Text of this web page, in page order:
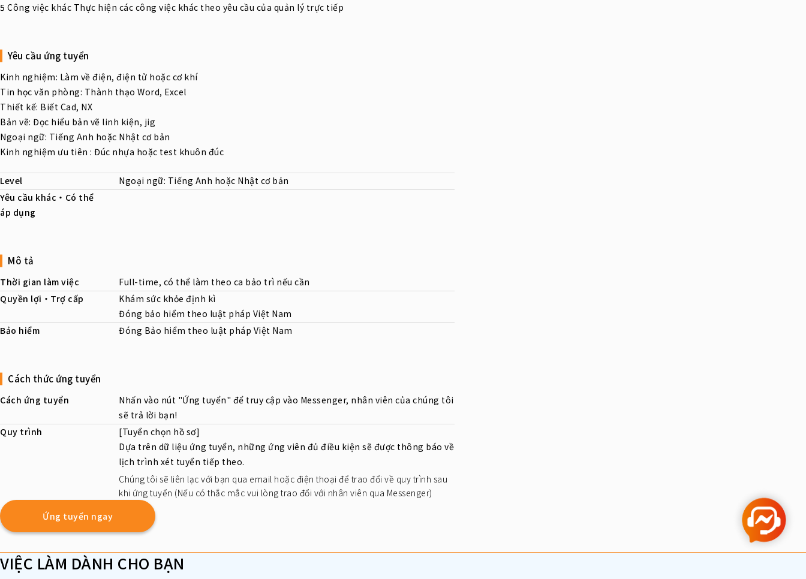
5 Công việc khác Thực hiện các công việc khác theo yêu cầu của quản lý trực tiếp
Yêu cầu ứng tuyển
Kinh nghiệm: Làm về điện, điện tử hoặc cơ khí
Tin học văn phòng: Thành thạo Word, Excel
Thiết kế: Biết Cad, NX
Bản vẽ: Đọc hiểu bản vẽ linh kiện, jig
Ngoại ngữ: Tiếng Anh hoặc Nhật cơ bản
Kinh nghiệm ưu tiên : Đúc nhựa hoặc test khuôn đúc
Level
Ngoại ngữ: Tiếng Anh hoặc Nhật cơ bản
Yêu cầu khác・Có thể
áp dụng
Mô tả
Thời gian làm việc
Full-time, có thể làm theo ca bảo trì nếu cần
Quyền lợi・Trợ cấp
Khám sức khỏe định kì
Đóng bảo hiểm theo luật pháp Việt Nam
Bảo hiểm
Đóng Bảo hiểm theo luật pháp Việt Nam
Cách thức ứng tuyển
Cách ứng tuyển
Nhấn vào nút "Ứng tuyển" để truy cập vào Messenger, nhân viên của chúng tôi
sẽ trả lời bạn!
Quy trình
[Tuyển chọn hồ sơ]
Dựa trên dữ liệu ứng tuyển, những ứng viên đủ điều kiện sẽ được thông báo về
lịch trình xét tuyển tiếp theo.
Chúng tôi sẽ liên lạc với bạn qua email hoặc điện thoại để trao đổi về quy trình sau
khi ứng tuyển (Nếu có thắc mắc vui lòng trao đổi với nhân viên qua Messenger)
Ứng tuyển ngay
VIỆC LÀM DÀNH CHO BẠN